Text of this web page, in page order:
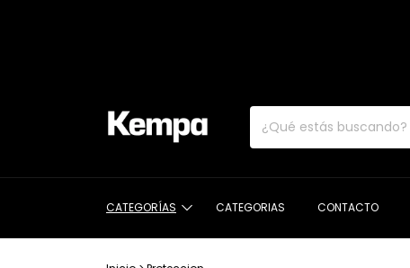
CATEGORÍAS CATEGORIAS CONTACTO